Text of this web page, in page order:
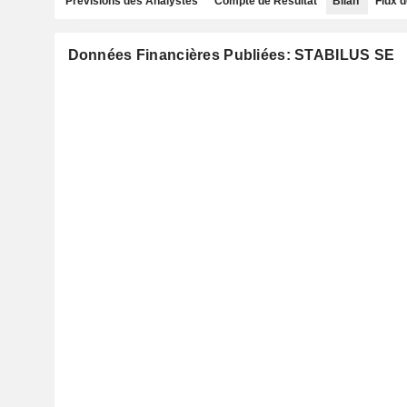
Données Financières Publiées: STABILUS SE